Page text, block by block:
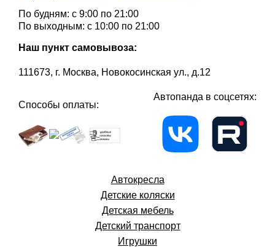
По будням: с 9:00 по 21:00
По выходным: с 10:00 по 21:00
Наш пункт самовывоза:
111673, г. Москва, Новокосинская ул., д.12
Способы оплаты:
Автопанда в соцсетях:
Автокресла
Детские коляски
Детская мебель
Детский транспорт
Игрушки